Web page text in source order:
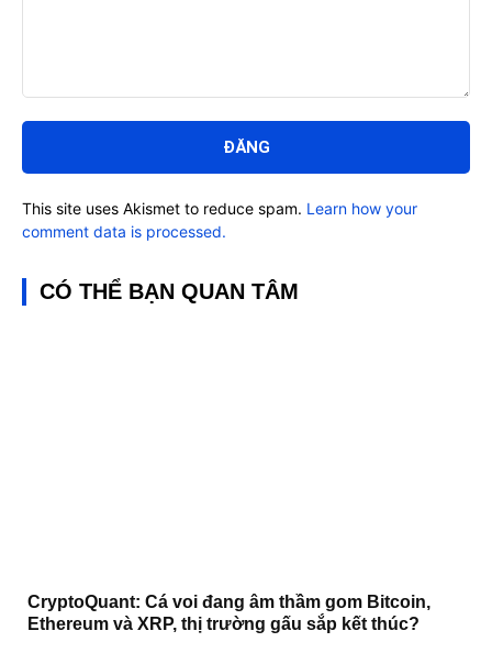
luận:
This site uses Akismet to reduce spam. Learn how your
comment data is processed.
CÓ THỂ BẠN QUAN TÂM
CryptoQuant: Cá voi đang âm thầm gom Bitcoin,
Ethereum và XRP, thị trường gấu sắp kết thúc?